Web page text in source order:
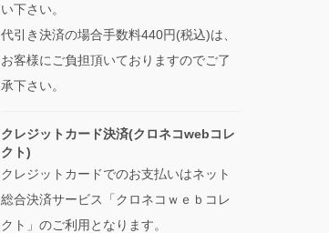
い下さい。
代引き決済の場合手数料440円(税込)は、
お客様にご負担頂いておりますのでご了
承下さい。
クレジットカード決済(クロネコwebコレ
クト)
クレジットカードでのお支払いはネット
総合決済サービス「クロネコｗｅｂコレ
クト」のご利用となります。